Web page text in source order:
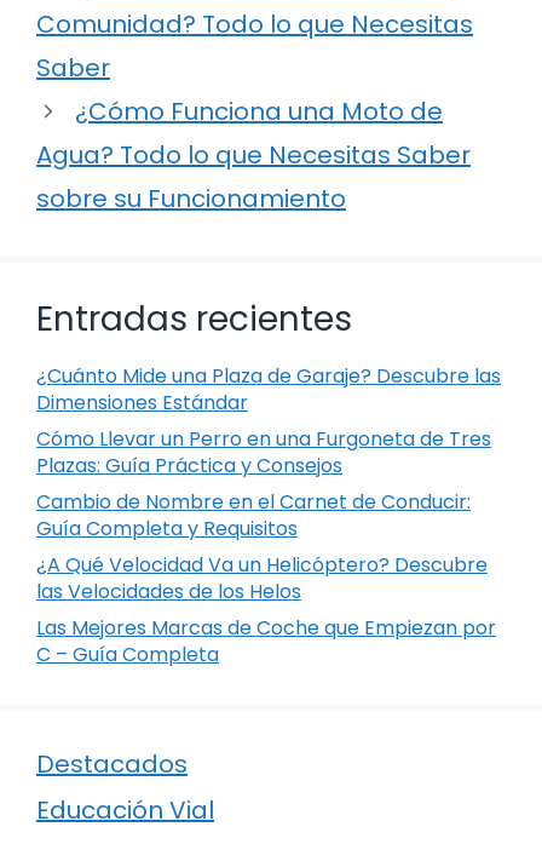
Comunidad? Todo lo que Necesitas
Saber
¿Cómo Funciona una Moto de
Agua? Todo lo que Necesitas Saber
sobre su Funcionamiento
Entradas recientes
¿Cuánto Mide una Plaza de Garaje? Descubre las
Dimensiones Estándar
Cómo Llevar un Perro en una Furgoneta de Tres
Plazas: Guía Práctica y Consejos
Cambio de Nombre en el Carnet de Conducir:
Guía Completa y Requisitos
¿A Qué Velocidad Va un Helicóptero? Descubre
las Velocidades de los Helos
Las Mejores Marcas de Coche que Empiezan por
C – Guía Completa
Destacados
Educación Vial